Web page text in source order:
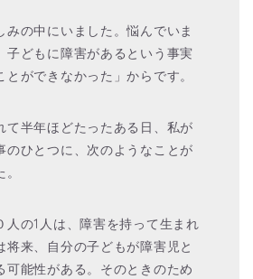
みの中にいました。悩んでいま
子どもに障害があるという事実
ができなかった」からです。
て半年ほどたったある日、私が
のひとつに、次のようなことが
人の1人は、障害を持って生まれ
将来、自分の子どもが障害児と
可能性がある。そのときのため